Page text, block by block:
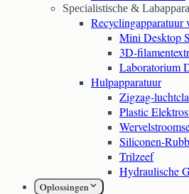
Specialistische &
Recyclingapparatuur
Mini Desktop
3D-
Laboratorium
Hulpapparatuur
Zigzag-
Plastic
Siliconen-
Trilzeef
Hydraulische
Oplossingen